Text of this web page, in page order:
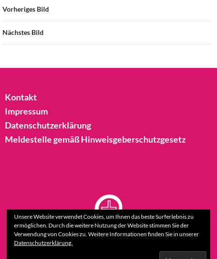
Vorheriges Bild
Nächstes Bild
Kontakt
Impressum
Datenschutzerklärung
Meldestelle gemäß Hinweisgeberschutzgesetz
Unsere Website verwendet Cookies, um Ihnen das beste Surferlebnis zu
ermöglichen. Durch die weitere Nutzung der Website stimmen Sie der
Verwendung von Cookies zu. Weitere Informationen finden Sie in unserer
Datenschutzerklärung.